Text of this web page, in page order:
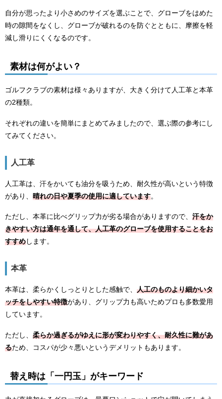
自分が思ったより小さめのサイズを選ぶことで、グローブをはめた
時の隙間をなくし、グローブが破れるのを防ぐとともに、摩擦を軽
減し滑りにくくなるのです。
素材は何がよい？
ゴルフクラブの素材は様々ありますが、大きく分けて人工革と本革
の2種類。
それぞれの違いを簡単にまとめてみましたので、選ぶ際の参考にし
てみてください。
人工革
人工革は、汗をかいても油分を吸うため、耐久性が高いという特徴
があり、 晴れの日や夏季の使用に適しています。
ただし、本革に比べグリップ力が劣る場合がありますので、 汗をか
きやすい方は通年を通して、人工革のグローブを使用することをお
すすめします。
本革
本革は、柔らかくしっとりとした感触で、 人工のものより細かいタ
ッチをしやすい特徴があり、グリップ力も高いためプロも多数愛用
しています。
ただし、 柔らか過ぎるがゆえに形が変わりやすく、耐久性に難があ
るため、コスパが少々悪いというデメリットもあります。
替え時は「一円玉」がキーワード